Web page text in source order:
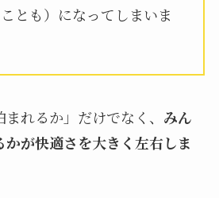
とも）になってしまいま
れるか」だけでなく、 みん
が快適さを大きく左右しま